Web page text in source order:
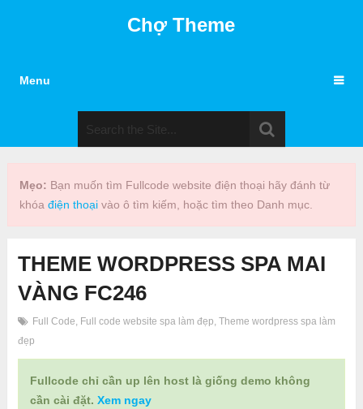
Chợ Theme
Menu
Mẹo: Bạn muốn tìm Fullcode website điện thoại hãy đánh từ
khóa điện thoạivào ô tìm kiếm, hoặc tìm theo Danh mục.
THEME WORDPRESS SPA MAI
VÀNG FC246
Full Code, Full code website spa làm đẹp, Theme wordpress spa làm
đẹp
Fullcode chỉ cần up lên host là giống demo không
cần cài đặt. Xem ngay